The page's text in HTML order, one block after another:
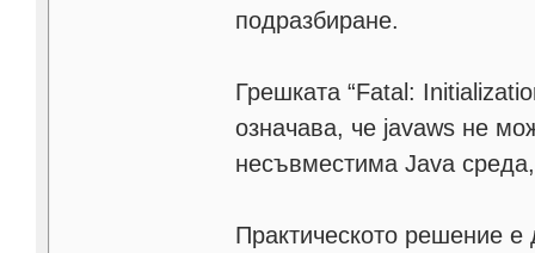
подразбиране.
Грешката “Fatal:
означава, че javaws не
несъвместима Java
Практическото решение